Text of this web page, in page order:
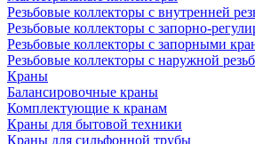
Резьбовые коллекторы с внутренней
Резьбовые коллекторы с запорно-
Резьбовые коллекторы с запорными
Резьбовые коллекторы с наружной
Краны
Балансировочные краны
Комплектующие к кранам
Краны для бытовой техники
Краны для сильфонной трубы